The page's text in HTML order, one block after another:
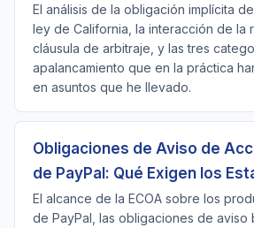
El análisis de la obligación implícita
ley de California, la interacción de la
cláusula de arbitraje, y las tres
apalancamiento que en la práctica
en asuntos que he llevado.
Obligaciones de Aviso de
de PayPal: Qué Exigen los
El alcance de la ECOA sobre los
de PayPal, las obligaciones de aviso